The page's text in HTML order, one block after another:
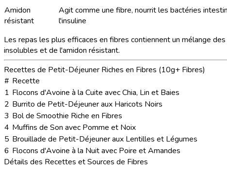
Amidon
résistant
Agit comme une fibre, nourrit les bactéries
l'insuline
Les repas les plus efficaces en fibres contiennent un mélange
insolubles et de l'amidon résistant.
Recettes de Petit-Déjeuner Riches en Fibres (10g+ Fibres)
# Recette
1 Flocons d'Avoine à la Cuite avec Chia, Lin et Baies
2 Burrito de Petit-Déjeuner aux Haricots Noirs
3 Bol de Smoothie Riche en Fibres
4 Muffins de Son avec Pomme et Noix
5 Brouillade de Petit-Déjeuner aux Lentilles et Légumes
6 Flocons d'Avoine à la Nuit avec Poire et Amandes
Détails des Recettes et Sources de Fibres